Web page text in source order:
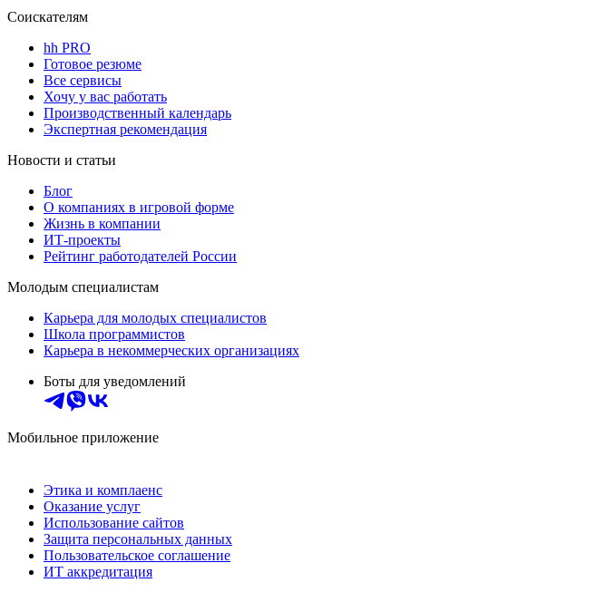
Соискателям
hh PRO
Готовое резюме
Все сервисы
Хочу у вас работать
Производственный календарь
Экспертная рекомендация
Новости и статьи
Блог
О компаниях в игровой форме
Жизнь в компании
ИТ-проекты
Рейтинг работодателей России
Молодым специалистам
Карьера для молодых специалистов
Школа программистов
Карьера в некоммерческих организациях
Боты для уведомлений
Мобильное приложение
Этика и комплаенс
Оказание услуг
Использование сайтов
Защита персональных данных
Пользовательское соглашение
ИТ аккредитация